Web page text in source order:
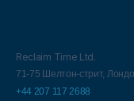
Reclaim Time Ltd.
71-75 Шелтон-стрит,
+44 207 117 2688